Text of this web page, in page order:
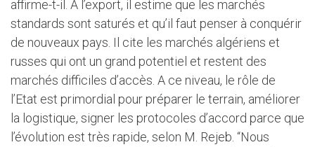
affirme-t-il. A l’export, il estime que les marchés
standards sont saturés et qu’il faut penser à conquérir
de nouveaux pays. Il cite les marchés algériens et
russes qui ont un grand potentiel et restent des
marchés difficiles d’accès. A ce niveau, le rôle de
l’Etat est primordial pour préparer le terrain, améliorer
la logistique, signer les protocoles d’accord parce que
l’évolution est très rapide, selon M. Rejeb. “Nous